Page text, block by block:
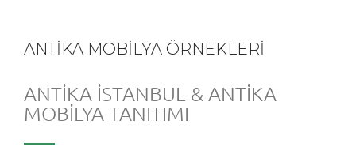
ANTİKA MOBİLYA ÖRNEKLERİ
ANTİKA İSTANBUL & ANTİKA
MOBİLYA TANITIMI